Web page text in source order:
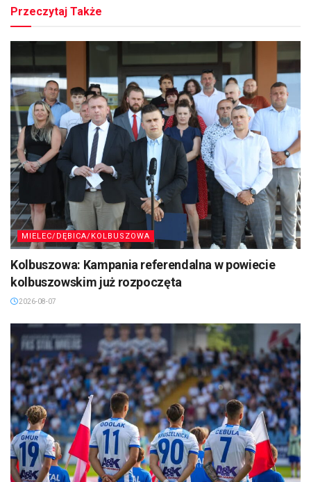
Przeczytaj Także
MIELEC/DĘBICA/KOLBUSZOWA
Kolbuszowa: Kampania referendalna w powiecie
kolbuszowskim już rozpoczęta
2026-08-07